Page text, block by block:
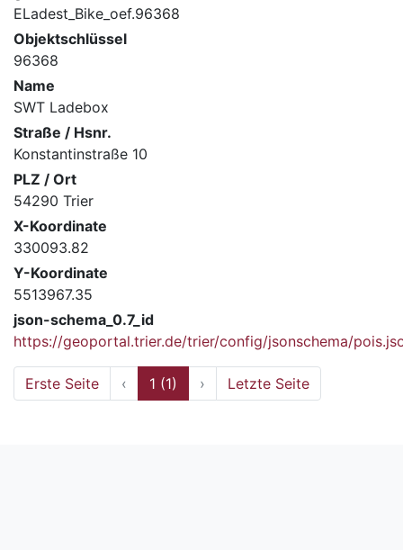
ELadest_Bike_oef.96368
Objektschlüssel
96368
Name
SWT Ladebox
Straße / Hsnr.
Konstantinstraße 10
PLZ / Ort
54290 Trier
X-Koordinate
330093.82
Y-Koordinate
5513967.35
json-schema_0.7_id
https://geoportal.trier.de/trier/config/jsonschema/
Erste Seite ‹ 1 (1) › Letzte Seite